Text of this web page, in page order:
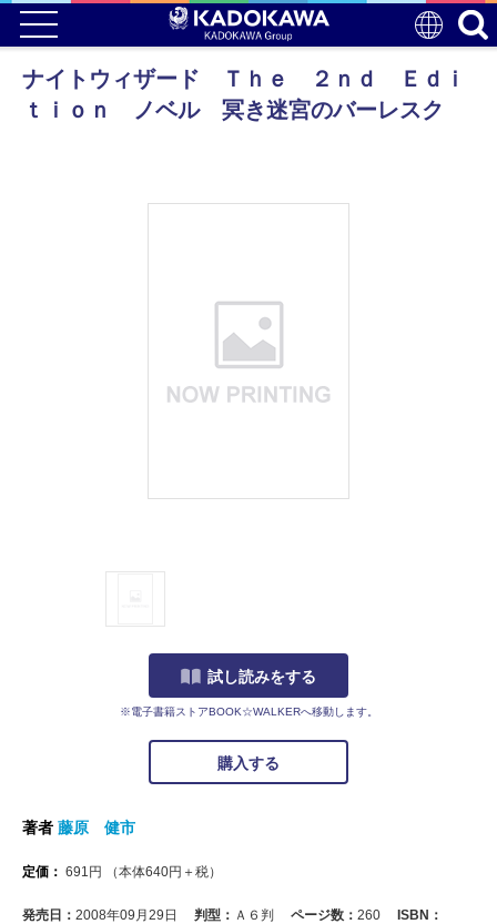
ナイトウィザード Ｔｈｅ ２ｎｄ Ｅｄｉ
ｔｉｏｎ ノベル 冥き迷宮のバーレスク
試し読みをする
※電子書籍ストアBOOK☆WALKERへ移動します。
購入する
著者 藤原 健市
定価： 691 円 （本体640円＋税）
発売日： 2008年09月29日 判型： Ａ６判 ページ数： 260
ISBN：